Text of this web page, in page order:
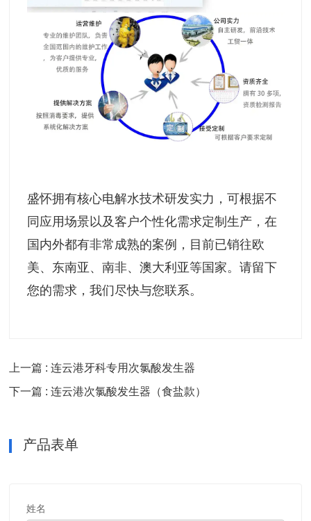
盛怀拥有核心电解水技术研发实力，可根据不
同应用场景以及客户个性化需求定制生产，在
国内外都有非常成熟的案例，目前已销往欧
美、东南亚、南非、澳大利亚等国家。请留下
您的需求，我们尽快与您联系。
上一篇 : 连云港牙科专用次氯酸发生器
下一篇 : 连云港次氯酸发生器（食盐款）
产品表单
姓名